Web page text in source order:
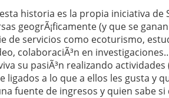
unicornios españoles y un problema:
02/08
historia es la propia iniciativa de
geogrÃ¡ficamente (y que se
de servicios como ecoturismo,
colaboraciÃ³n en
su pasiÃ³n realizando
ligados a lo que a ellos les gusta y
fuente de ingresos y quien sabe